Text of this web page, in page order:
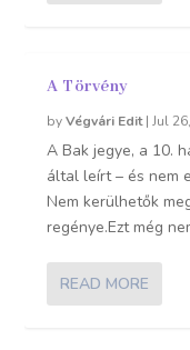
A Törvény
byVégvári Edit|Jul
A Bak jegye, a 10.
által leírt – és nem
Nem kerülhetők
regénye.Ezt még
READ MORE